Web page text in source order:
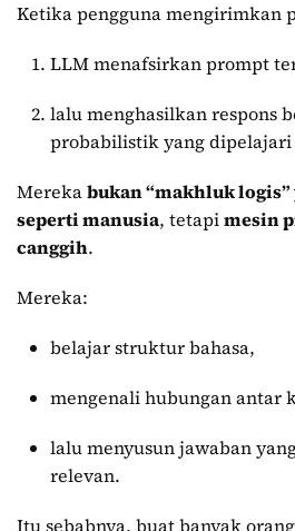
Ketika pengguna mengirimkan
LLM menafsirkan prompt
lalu menghasilkan respons
probabilistik yang
Merekabukan “makhluk
seperti manusia, tetapimesin
canggih.
Mereka:
belajar struktur bahasa,
mengenali hubungan antar
lalu menyusun jawaban
relevan.
Itu sebabnya, buat banyak